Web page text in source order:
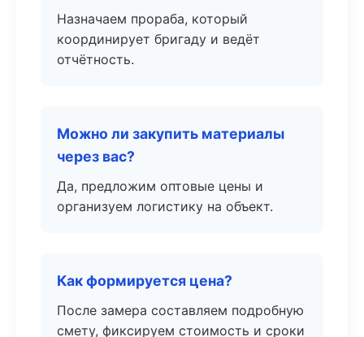
Назначаем прораба, который
координирует бригаду и ведёт
отчётность.
Можно ли закупить материалы
через вас?
Да, предложим оптовые цены и
организуем логистику на объект.
Как формируется цена?
После замера составляем подробную
смету, фиксируем стоимость и сроки